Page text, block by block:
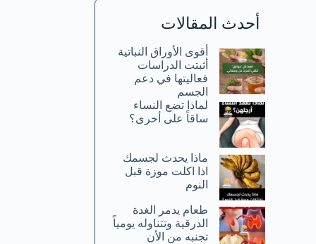
أحدث المقالات
أقوى الأوراق النباتية
أثبتت الدراسات
فعاليتها في دعم
الجسم
لماذا تضع النساء
ساقاً على أخرى؟
ماذا يحدث لجسمك
اذا اكلت موزة قبل
النوم
طعام يدمر الغدة
الدرقية وتتناوله يومياً
تجنبه من الأن